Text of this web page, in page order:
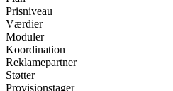
Prisniveau
Værdier
Moduler
Koordination
Reklamepartner
Støtter
Provisionstager